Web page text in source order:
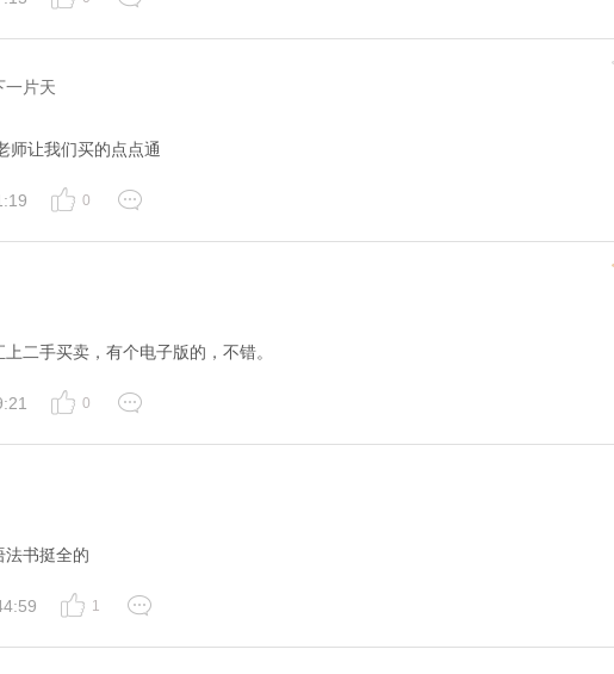
一片天
师让我们买的点点通
0
二手买卖，有个电子版的，不错。
0
法书挺全的
1